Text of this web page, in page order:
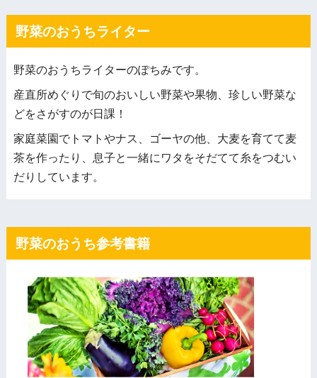
野菜のおうちライター
野菜のおうちライターのぽちみです。
産直所めぐりで旬のおいしい野菜や果物、珍しい野菜な
どをさがすのが日課！
家庭菜園でトマトやナス、ゴーヤの他、大麦を育てて麦
茶を作ったり、息子と一緒にワタをそだてて糸をつむい
だりしています。
野菜のおうち参考書籍